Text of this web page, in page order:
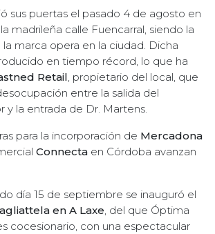
sus puertas el pasado 4 de agosto en
madrileña calle Fuencarral, siendo la
marca opera en la ciudad. Dicha
en tiempo récord, lo que ha
Retail , propietario del local, que
entre la salida del
y la entrada de Dr. Martens.
para la incorporación de Mercadona
Connecta en Córdoba avanzan
día 15 de septiembre se inauguró el
en A Laxe , del que Óptima
cocesionario, con una espectacular